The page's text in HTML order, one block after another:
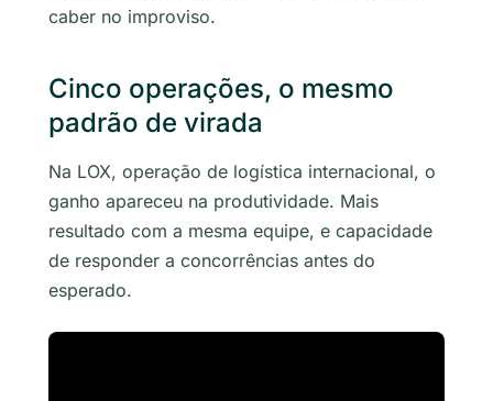
caber no improviso.
Cinco operações, o mesmo
padrão de virada
Na LOX, operação de logística internacional, o
ganho apareceu na produtividade. Mais
resultado com a mesma equipe, e capacidade
de responder a concorrências antes do
esperado.